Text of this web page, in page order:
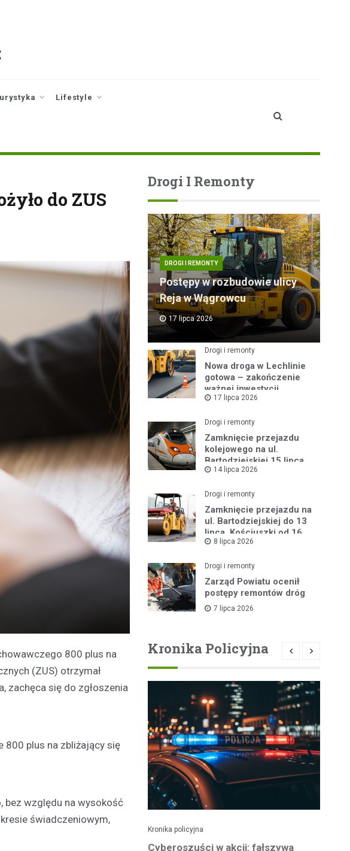
Lifestyle
do ZUS
800 plus na
(ZUS) otrzymał
zachęca się do zgłoszenia
800 plus na zbliżający się
bez względu na wysokość
świadczeniowym,
Drogi I Remonty
DROGI I REMONTY
Postępy w rozbudowie ulicy
Reja w Wągrowcu
17 lipca 2026
Drogi i remonty
Nowa droga w Lechlinie
gotowa – zakończenie
ważnej inwestycji
powiatowej
17 lipca 2026
Drogi i remonty
Zamknięcie przejazdu
kolejowego na ul.
Bartodziejskiej 15 lipca
2026 r.
14 lipca 2026
Drogi i remonty
Zamknięcie przejazdu na
ul. Bartodziejskiej do 13
lipca, Kościuszki od 16
lipca8 lipca 2026
Drogi i remonty
Zarząd Powiatu ocenił
postępy remontów dróg
7 lipca 2026
Kronika Policyjna
Kronika policyjna
Cyberoszuści w akcji: fałszywa